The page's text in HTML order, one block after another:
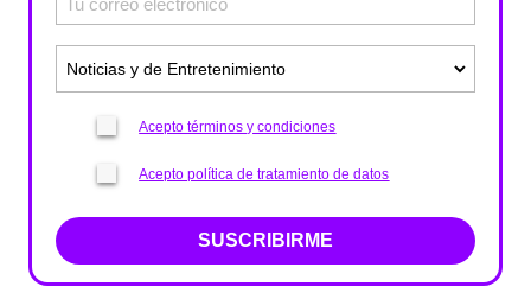
Acepto términos y condiciones
Acepto política de tratamiento de datos
SUSCRIBIRME